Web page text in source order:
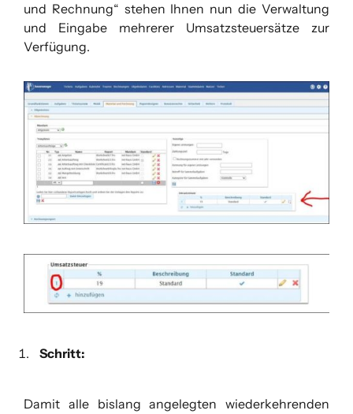
und Rechnung“ stehen Ihnen nun die Verwaltung
und Eingabe mehrerer Umsatzsteuersätze zur
Verfügung.
Schritt:
Damit alle bislang angelegten wiederkehrenden